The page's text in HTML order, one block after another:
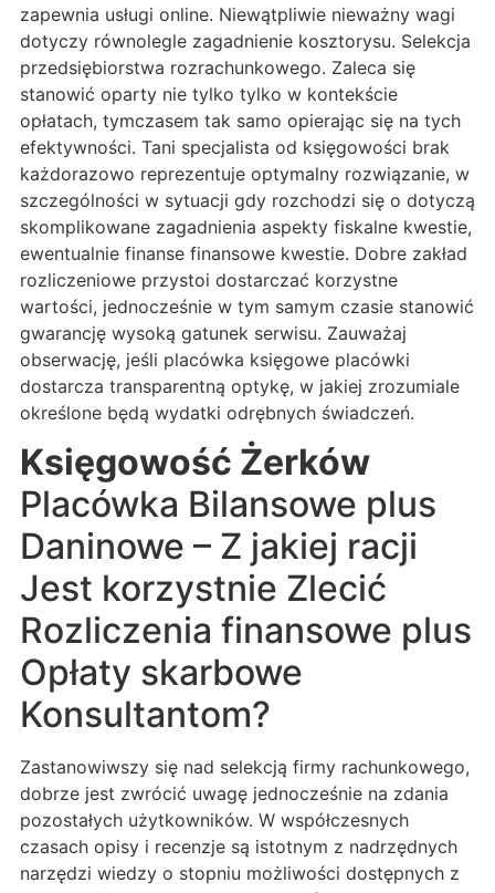
zapewnia usługi online. Niewątpliwie nieważny wagi
dotyczy równolegle zagadnienie kosztorysu. Selekcja
przedsiębiorstwa rozrachunkowego. Zaleca się
stanowić oparty nie tylko tylko w kontekście
opłatach, tymczasem tak samo opierając się na tych
efektywności. Tani specjalista od księgowości brak
każdorazowo reprezentuje optymalny rozwiązanie, w
szczególności w sytuacji gdy rozchodzi się o dotyczą
skomplikowane zagadnienia aspekty fiskalne kwestie,
ewentualnie finanse finansowe kwestie. Dobre zakład
rozliczeniowe przystoi dostarczać korzystne
wartości, jednocześnie w tym samym czasie stanowić
gwarancję wysoką gatunek serwisu. Zauważaj
obserwację, jeśli placówka księgowe placówki
dostarcza transparentną optykę, w jakiej zrozumiale
określone będą wydatki odrębnych świadczeń.
Księgowość Żerków
Placówka Bilansowe plus
Daninowe – Z jakiej racji
Jest korzystnie Zlecić
Rozliczenia finansowe plus
Opłaty skarbowe
Konsultantom?
Zastanowiwszy się nad selekcją firmy rachunkowego,
dobrze jest zwrócić uwagę jednocześnie na zdania
pozostałych użytkowników. W współczesnych
czasach opisy i recenzje są istotnym z nadrzędnych
narzędzi wiedzy o stopniu możliwości dostępnych z